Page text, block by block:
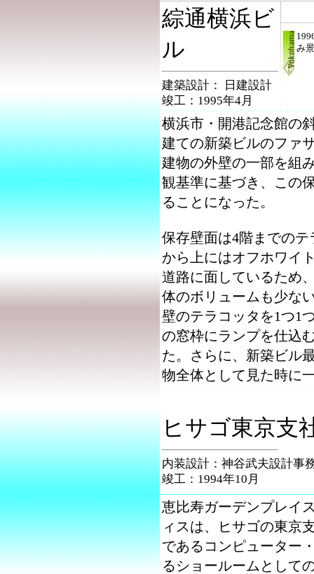
綜通横浜ビ
ル
建築設計： 日建設計
竣工：1995年4月
み
横浜市・開港記念館の
建ての新築ビルのファ
建物の外壁の一部を組
観基準に基づき、この
ることになった。
保存壁面は4階までの
から上にはオフホワイ
道路に面しているため
体のボリュームも少な
壁のテラコッタを1つ1
の窓枠にランプを仕込
た。さらに、新築ビル
物全体として見た時に
ヒサゴ東京支
内装設計：神谷武夫設計事
竣工：1994年10月
恵比寿ガーデンプレイ
ィスは、ヒサゴの東京
であるコンピューター
るショールームとして